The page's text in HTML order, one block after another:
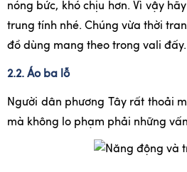
nóng bức, khó chịu hơn. Vì vậy
trung tính nhé. Chúng vừa thời
đồ dùng mang theo trong vali đấy.
2.2. Áo ba lỗ
Người dân phương Tây rất thoải
mà không lo phạm phải những